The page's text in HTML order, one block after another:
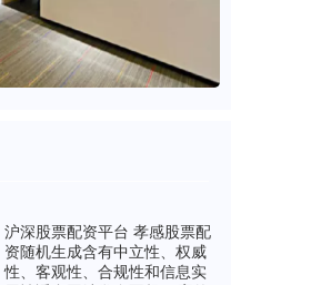
沪深股票配资平台 孝感股票配
资随机生成含有中立性、权威
性、客观性、合规性和信息实